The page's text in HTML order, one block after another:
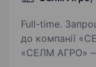
Full-time. Запрошуємо на посаду Слюсаря
до компанії
«СЕЛМ АГРО» —